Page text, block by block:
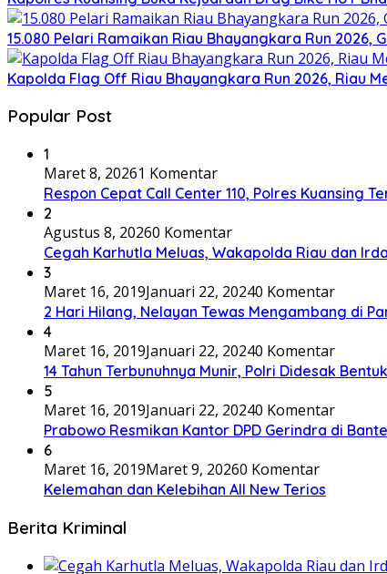
15.080 Pelari Ramaikan Riau Bhayangkara Run 2026,
Kapolda Flag Off Riau Bhayangkara Run 2026, Riau
Popular Post
1
Maret 8, 20261 Komentar
Respon Cepat Call Center 110, Polres Kuansing
2
Agustus 8, 20260 Komentar
Cegah Karhutla Meluas, Wakapolda Riau dan
3
Maret 16, 2019Januari 22, 20240 Komentar
2 Hari Hilang, Nelayan Tewas Mengambang di
4
Maret 16, 2019Januari 22, 20240 Komentar
14 Tahun Terbunuhnya Munir, Polri Didesak
5
Maret 16, 2019Januari 22, 20240 Komentar
Prabowo Resmikan Kantor DPD Gerindra di
6
Maret 16, 2019Maret 9, 20260 Komentar
Kelemahan dan Kelebihan All New Terios
Berita Kriminal